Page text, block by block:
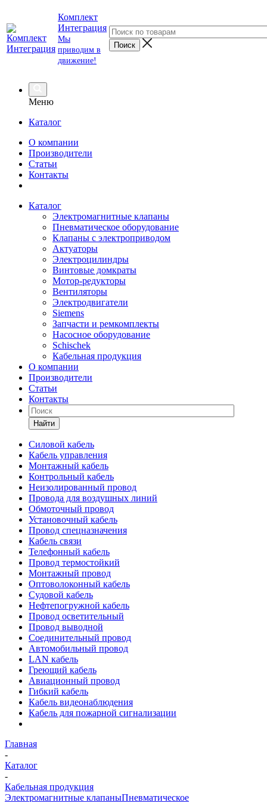
Комплект
Интеграция
Мы
приводим в
движение!
Меню
Каталог
О компании
Производители
Статьи
Контакты
Каталог
Электромагнитные клапаны
Пневматическое оборудование
Клапаны с электроприводом
Актуаторы
Электроцилиндры
Винтовые домкраты
Мотор-редукторы
Вентиляторы
Электродвигатели
Siemens
Запчасти и ремкомплекты
Насосное оборудование
Schischek
Кабельная продукция
О компании
Производители
Статьи
Контакты
Найти
Силовой кабель
Кабель управления
Монтажный кабель
Контрольный кабель
Неизолированный провод
Провода для воздушных линий
Обмоточный провод
Установочный кабель
Провод спецназначения
Кабель связи
Телефонный кабель
Провод термостойкий
Монтажный провод
Оптоволоконный кабель
Судовой кабель
Нефтепогружной кабель
Провод осветительный
Провод выводной
Соединительный провод
Автомобильный провод
LAN кабель
Греющий кабель
Авиационный провод
Гибкий кабель
Кабель видеонаблюдения
Кабель для пожарной сигнализации
Главная
-
Каталог
-
Кабельная продукция
Электромагнитные клапаныПневматическое